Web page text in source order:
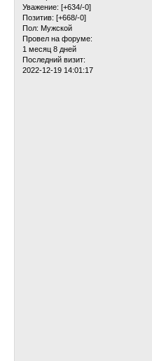
Уважение: [+634/-0]
Позитив: [+668/-0]
Пол: Мужской
Провел на форуме:
1 месяц 8 дней
Последний визит:
2022-12-19 14:01:17